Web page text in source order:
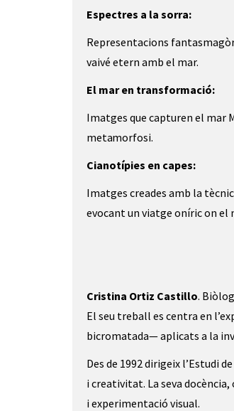
Espectres a la sorra:
Representacions
vaivé etern amb el mar.
El mar en transformació:
Imatges que capturen el mar
metamorfosi.
Cianotípies en capes:
Imatges creades amb la
evocant un viatge oníric on el
Cristina Ortiz Castillo.
El seu treball es centra en
bicromatada— aplicats a la
Des de 1992 dirigeix l’Estudi
i creativitat. La seva
i experimentació visual.